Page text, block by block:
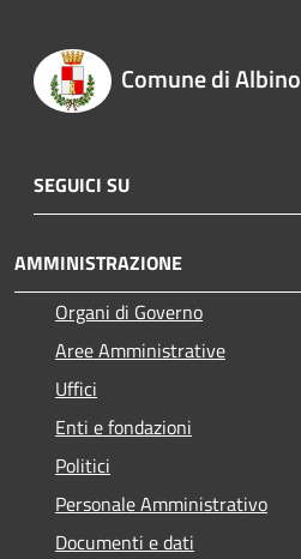
Comune di Albino
SEGUICI SU
AMMINISTRAZIONE
Organi di Governo
Aree Amministrative
Uffici
Enti e fondazioni
Politici
Personale Amministrativo
Documenti e dati